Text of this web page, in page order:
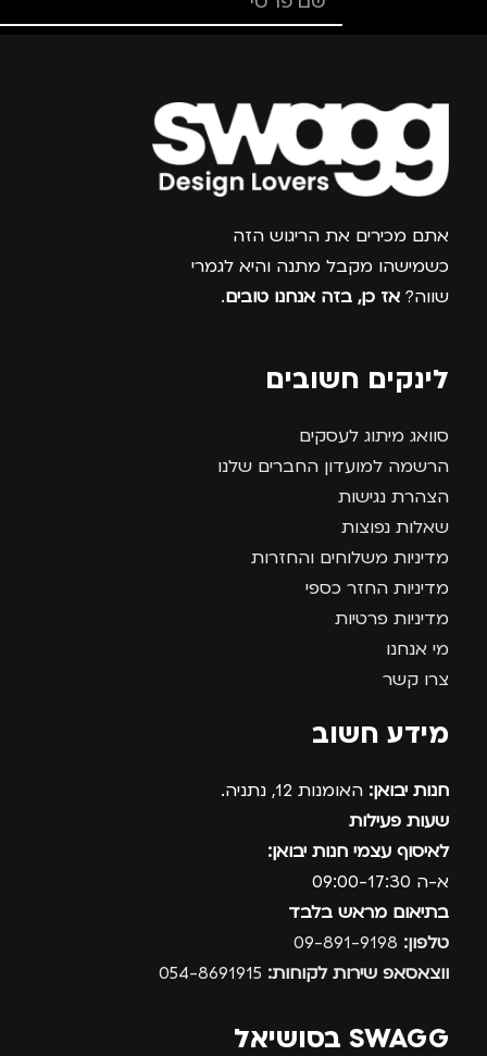
צרפו אותי למועדון
אתם מכירים את הריגוש הזה
כשמישהו מקבל מתנה והיא לגמרי
שווה? אז כן, בזה אנחנו טובים.
לינקים חשובים
סוואג מיתוג לעסקים
הרשמה למועדון החברים שלנו
הצהרת נגישות
שאלות נפוצות
מדיניות משלוחים והחזרות
מדיניות החזר כספי
מדיניות פרטיות
מי אנחנו
צרו קשר
מידע חשוב
חנות יבואן: האומנות 12, נתניה.
שעות פעילות
לאיסוף עצמי חנות יבואן:
א-ה 09:00-17:30
בתיאום מראש בלבד
טלפון:
ווצאסאפ שירות לקוחות:
SWAGG בסושיאל